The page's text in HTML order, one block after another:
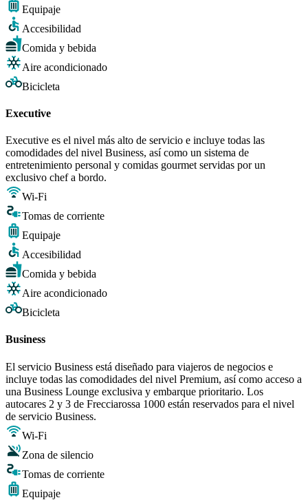
Equipaje
Accesibilidad
Comida y bebida
Aire acondicionado
Bicicleta
Executive
Executive es el nivel más alto de servicio e incluye todas las
comodidades del nivel Business, así como un sistema de
entretenimiento personal y comidas gourmet servidas por un
exclusivo chef a bordo.
Wi-Fi
Tomas de corriente
Equipaje
Accesibilidad
Comida y bebida
Aire acondicionado
Bicicleta
Business
El servicio Business está diseñado para viajeros de negocios e
incluye todas las comodidades del nivel Premium, así como acceso a
una Business Lounge exclusiva y embarque prioritario. Los
autocares 2 y 3 de Frecciarossa 1000 están reservados para el nivel
de servicio Business.
Wi-Fi
Zona de silencio
Tomas de corriente
Equipaje